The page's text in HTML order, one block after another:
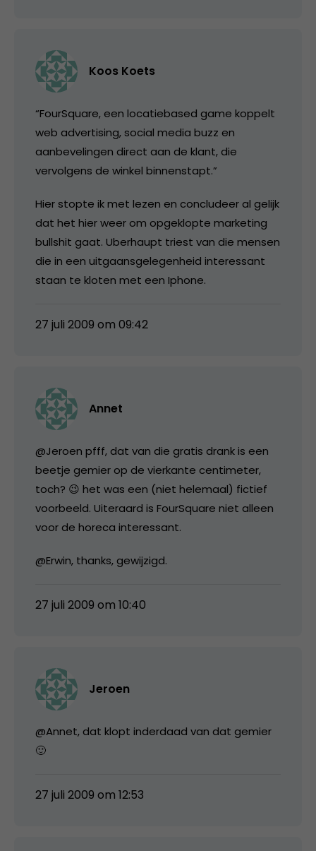
Koos Koets
“FourSquare, een locatiebased game koppelt
web advertising, social media buzz en
aanbevelingen direct aan de klant, die
vervolgens de winkel binnenstapt.”
Hier stopte ik met lezen en concludeer al gelijk
dat het hier weer om opgeklopte marketing
bullshit gaat. Uberhaupt triest van die mensen
die in een uitgaansgelegenheid interessant
staan te kloten met een Iphone.
27 juli 2009 om 09:42
Annet
@Jeroen pfff, dat van die gratis drank is een
beetje gemier op de vierkante centimeter,
toch? 😉 het was een (niet helemaal) fictief
voorbeeld. Uiteraard is FourSquare niet alleen
voor de horeca interessant.
@Erwin, thanks, gewijzigd.
27 juli 2009 om 10:40
Jeroen
@Annet, dat klopt inderdaad van dat gemier
🙂
27 juli 2009 om 12:53